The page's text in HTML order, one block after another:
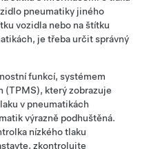
pneumatiky jiného
vozidla nebo na štítku
je třeba určit správný
funkcí, systémem
(TPMS), který zobrazuje
v pneumatikách
výrazně podhuštěná.
nízkého tlaku
zkontrolujte